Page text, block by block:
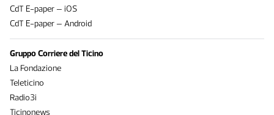
CdT E-paper – iOS
CdT E-paper – Android
Gruppo Corriere del Ticino
La Fondazione
Teleticino
Radio3i
Ticinonews